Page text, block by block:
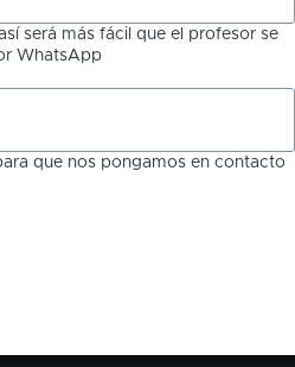
será más fácil que el profesor se
WhatsApp
que nos pongamos en contacto